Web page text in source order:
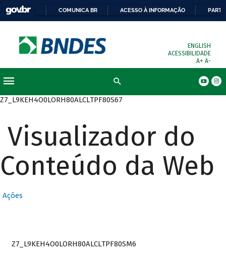
COMUNICA BR ACESSO À INFORMAÇÃO
ENGLISH
ACESSIBILIDADE
A+ A-
Z7_L9KEH4O0LORH80ALCLTPF80S67
Visualizador do
Conteúdo da Web
Ações
Z7_L9KEH4O0LORH80ALCLTPF80SM6